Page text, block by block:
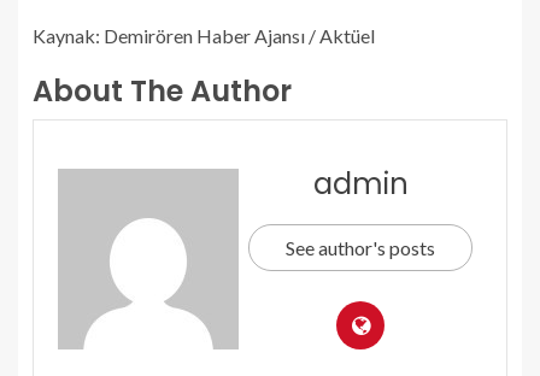
Kaynak: Demirören Haber Ajansı / Aktüel
About The Author
admin
See author's posts